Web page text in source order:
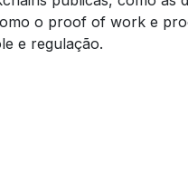
o proof of work e
e regulação.